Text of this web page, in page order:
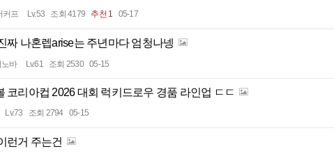
커프 Lv.53 조회 4179 추천 1 05-17
짜 나혼렙arise는 주년마다 엄청나넹
노바 Lv.61 조회 2530 05-15
코리아컵 2026 대회 럭키드로우 경품 라인업 ㄷㄷ
Lv.73 조회 2794 05-15
런거 주는건